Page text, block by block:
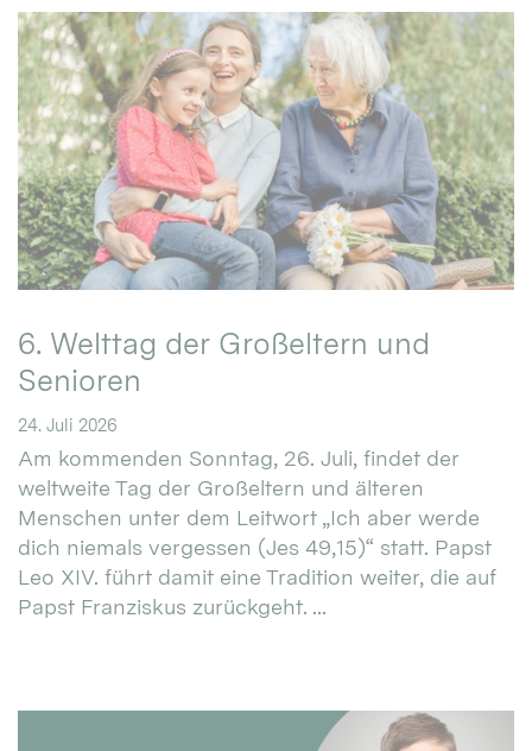
6. Welttag der Großeltern und
Senioren
24. Juli 2026
Am kommenden Sonntag, 26. Juli, findet der
weltweite Tag der Großeltern und älteren
Menschen unter dem Leitwort „Ich aber werde
dich niemals vergessen (Jes 49,15)“ statt. Papst
Leo XIV. führt damit eine Tradition weiter, die auf
Papst Franziskus zurückgeht. ...